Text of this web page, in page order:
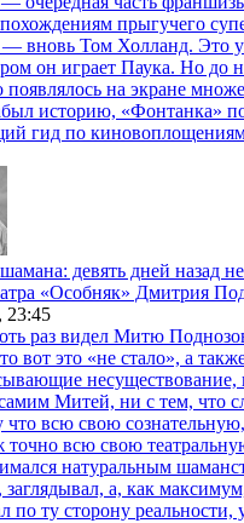
прыгучего
— вновь Том Холланд. Это
он играет Паука. Но до
появлялось на экране
историю, «Фонтанка»
гид по киновоплощениям
девять дней назад
«Особняк» Дмитрия
23:45
раз видел Митю
вот это «не стало», а
несуществование,
Митей, ни с тем, что
всю свою
всю свою
натуральным
а, как
по ту сторону реальности,